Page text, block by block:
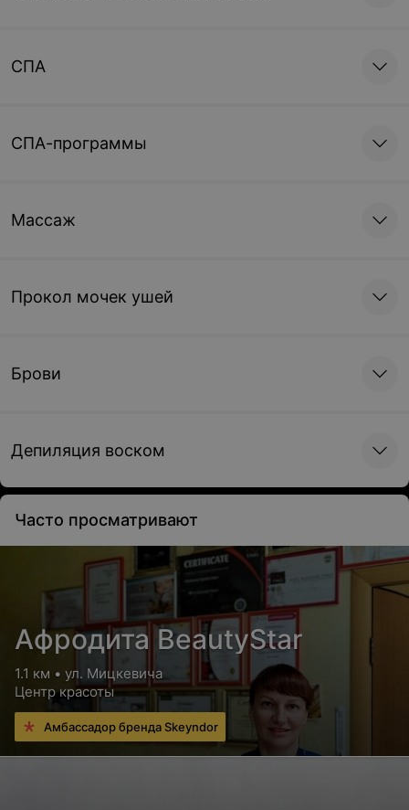
СПА
СПА-программы
Массаж
Прокол мочек ушей
Брови
Депиляция воском
Часто просматривают
Афродита BeautyStar
1.1 км • ул. Мицкевича
Центр красоты
Амбассадор бренда Skeyndor